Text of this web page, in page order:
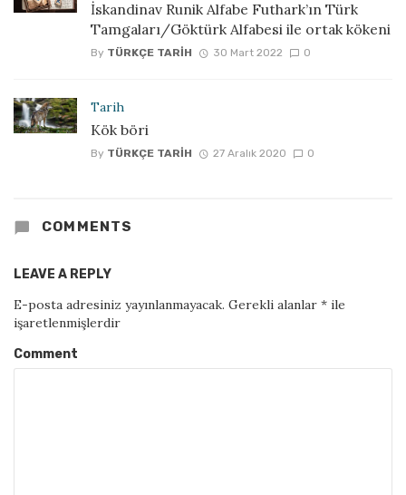
İskandinav Runik Alfabe Futhark’ın Türk
Tamgaları/Göktürk Alfabesi ile ortak kökeni
By TÜRKÇE TARIH 30 Mart 2022 0
Tarih
Kök böri
By TÜRKÇE TARIH 27 Aralık 2020 0
COMMENTS
LEAVE A REPLY
E-posta adresiniz yayınlanmayacak. Gerekli alanlar * ile
işaretlenmişlerdir
Comment